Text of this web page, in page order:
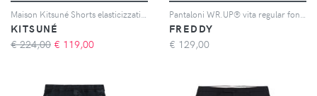
Maison Kitsuné Shorts elasticizzati - Verde
KITSUNÉ
€ 224,00 € 119,00
Pantaloni WR.UP® vita regular fondo bootcut in similpelle
FREDDY
€ 129,00